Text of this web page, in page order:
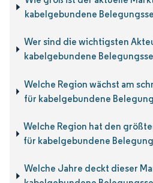
kabelgebundene
Wer sind die wichtigsten
kabelgebundene
Welche Region wächst am
für kabelgebundene
Welche Region hat den
für kabelgebundene
Welche Jahre deckt dieser